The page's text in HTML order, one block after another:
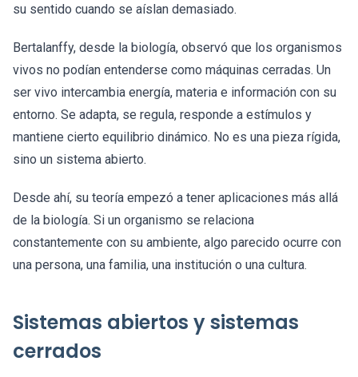
su sentido cuando se aíslan demasiado.
Bertalanffy, desde la biología, observó que los organismos
vivos no podían entenderse como máquinas cerradas. Un
ser vivo intercambia energía, materia e información con su
entorno. Se adapta, se regula, responde a estímulos y
mantiene cierto equilibrio dinámico. No es una pieza rígida,
sino un sistema abierto.
Desde ahí, su teoría empezó a tener aplicaciones más allá
de la biología. Si un organismo se relaciona
constantemente con su ambiente, algo parecido ocurre con
una persona, una familia, una institución o una cultura.
Sistemas abiertos y sistemas
cerrados